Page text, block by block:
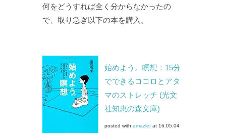
何をどうすれば全く分からなかったの
で、取り急ぎ以下の本を購入。
始めよう。瞑想：15分
でできるココロとアタ
マのストレッチ (光文
社知恵の森文庫)
posted with amazlet at 16.05.04